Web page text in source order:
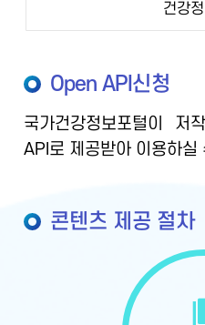
건강
Open API신청
국가건강정보포털이 저
API로 제공받아 이용하실
콘텐츠 제공 절차